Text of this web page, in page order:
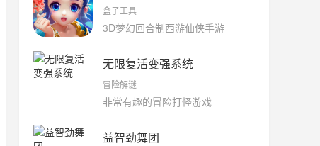
盒子工具
3D梦幻回合制西游仙侠手游
无限复活变强系统
冒险解谜
非常有趣的冒险打怪游戏
益智劲舞团